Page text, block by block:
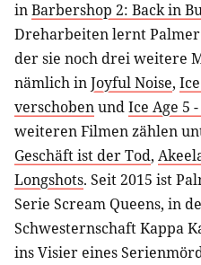
inBarbershop 2: Back in
Dreharbeiten lernt Palmer
der sie noch drei weitere
nämlich inJoyful Noise,
verschobenundIce Age 5
weiteren Filmen zählen
Geschäft ist der Tod,
Longshots. Seit 2015 ist
Serie Scream Queens, in
Schwesternschaft Kappa
ins Visier eines